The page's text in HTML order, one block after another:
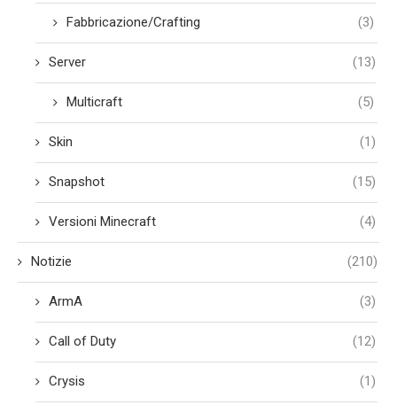
Fabbricazione/Crafting (3)
Server (13)
Multicraft (5)
Skin (1)
Snapshot (15)
Versioni Minecraft (4)
Notizie (210)
ArmA (3)
Call of Duty (12)
Crysis (1)